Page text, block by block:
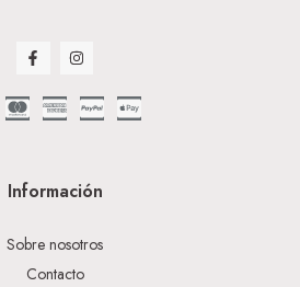
Información
Sobre nosotros
Contacto